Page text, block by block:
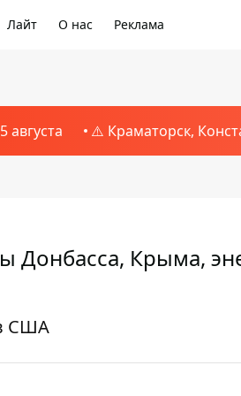
Лайт О нас Реклама
августа ⚠️ Краматорск,
Донбасса, Крыма,
в США